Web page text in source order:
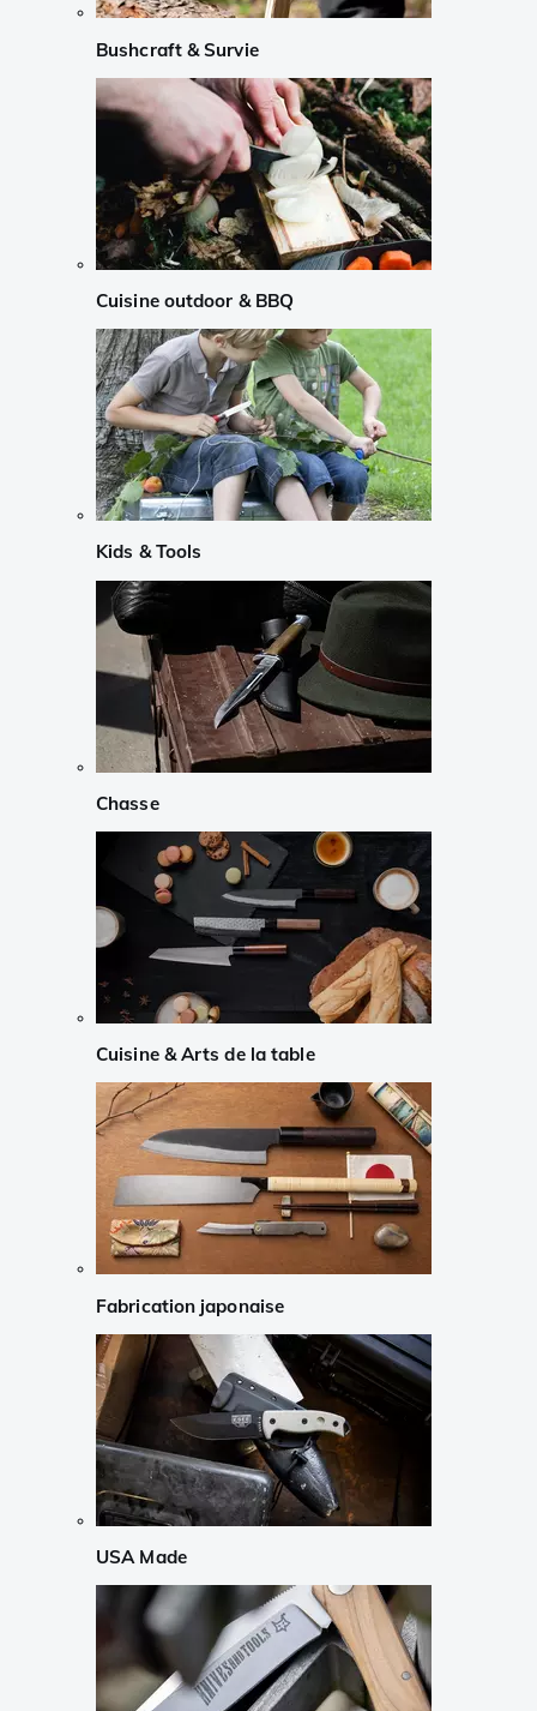
Bushcraft & Survie
Cuisine outdoor & BBQ
Kids & Tools
Chasse
Cuisine & Arts de la table
Fabrication japonaise
USA Made